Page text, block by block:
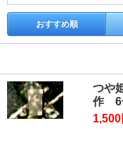
おすすめ順
つや
作 6